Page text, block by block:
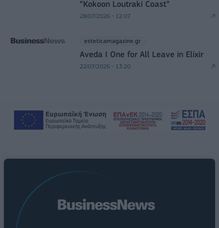
“Kokoon Loutraki Coast”
28/07/2026 - 12:07
esteticamagazine.gr
Aveda I One for All Leave in Elixir
22/07/2026 - 13:20